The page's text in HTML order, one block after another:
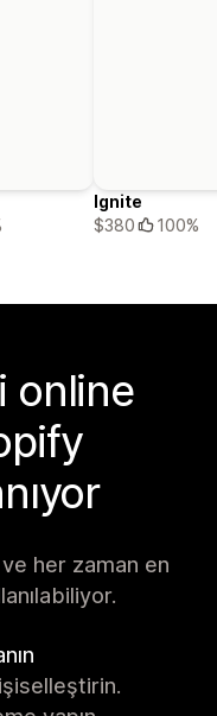
Ignite
$380
100%
online
her zaman en